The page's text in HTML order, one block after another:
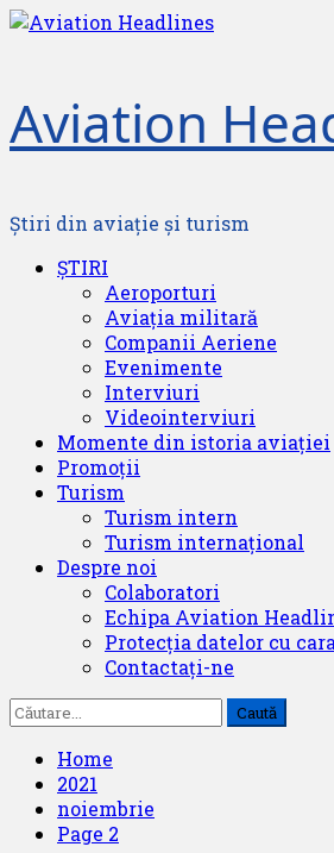
Skip
Aviation
Știri din aviație și turism
Primary
ȘTIRI
Aeroporturi
Aviația militară
Companii Aeriene
Evenimente
Interviuri
Videointerviuri
Momente din istoria aviației
Promoții
Turism
Turism intern
Turism internațional
Despre noi
Colaboratori
Echipa Aviation
Protecția datelor cu
Contactați-ne
Caută
după:
Home
2021
noiembrie
Page 2